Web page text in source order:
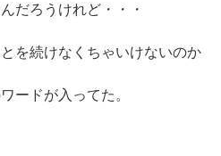
だろうけれど・・・
を続けなくちゃいけないのか
ードが入ってた。